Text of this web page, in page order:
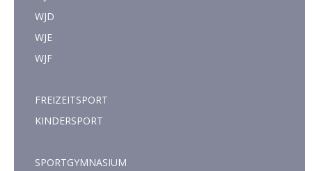
WJD
WJE
WJF
FREIZEITSPORT
KINDERSPORT
SPORTGYMNASIUM